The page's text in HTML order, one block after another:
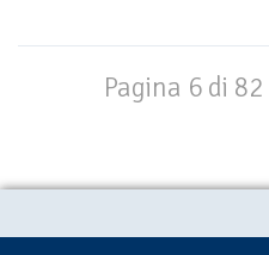
Pagina 6 di 82